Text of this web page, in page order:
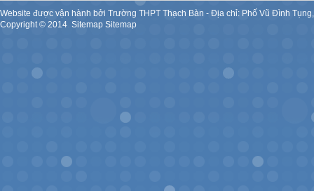
Website được vận hành bởi Trường THPT Thạch Bàn - Địa chỉ: Phố Vũ Đình
Copyright © 2014 Sitemap Sitemap